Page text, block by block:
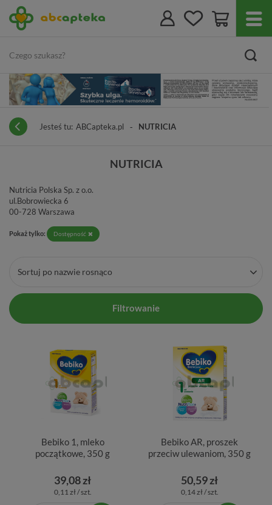
Jesteś tu: ABCapteka.pl NUTRICIA
NUTRICIA
Nutricia Polska Sp. z o.o.
ul.Bobrowiecka 6
00-728 Warszawa
Pokaż tylko: Dostępność
Sortuj po nazwie rosnąco
Filtrowanie
Bebiko 1, mleko
początkowe, 350 g
39,08 zł
0,11 zł / szt.
Bebiko AR, proszek
przeciw ulewaniom, 350 g
50,59 zł
0,14 zł / szt.